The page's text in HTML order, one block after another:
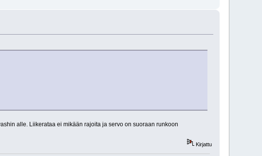
alle. Liikerataa ei mikään rajoita ja servo on suoraan runkoon
Kirjattu